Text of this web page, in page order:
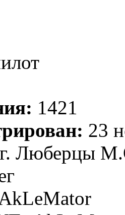
1421
23
г. Люберцы
AkLeMator